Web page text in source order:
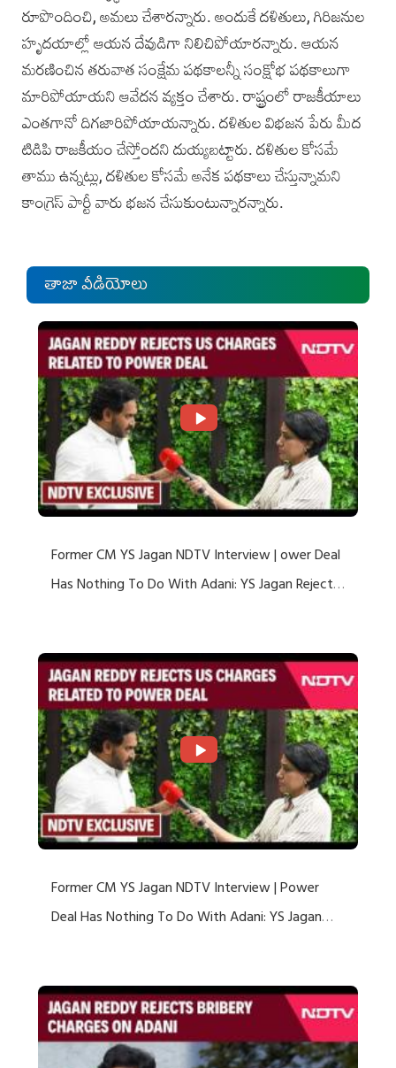
రూపొందించి, అమలు చేశారన్నారు. అందుకే దళితులు, గిరిజనుల
హృదయాల్లో ఆయన దేవుడిగా నిలిచిపోయారన్నారు. ఆయన
మరణించిన తరువాత సంక్షేమ పథకాలన్నీ సంక్షోభ పథకాలుగా
మారిపోయాయని ఆవేదన వ్యక్తం చేశారు. రాష్ట్రంలో రాజకీయాలు
ఎంతగానో దిగజారిపోయాయన్నారు. దళితుల విభజన పేరు మీద
టిడిపి రాజకీయం చేస్తోందని దుయ్యబట్టారు. ‌దళితుల కోసమే
తాము ఉన్నట్లు, దళితుల కోసమే అనేక పథకాలు చేస్తున్నామని
కాంగ్రెస్ పార్టీ వారు భజన చేసుకుంటున్నారన్నారు.
తాజా వీడియోలు
Former CM YS Jagan NDTV Interview | ower Deal
Has Nothing To Do With Adani: YS Jagan Rejects
Former CM YS Jagan NDTV Interview | Power
Deal Has Nothing To Do With Adani: YS Jagan